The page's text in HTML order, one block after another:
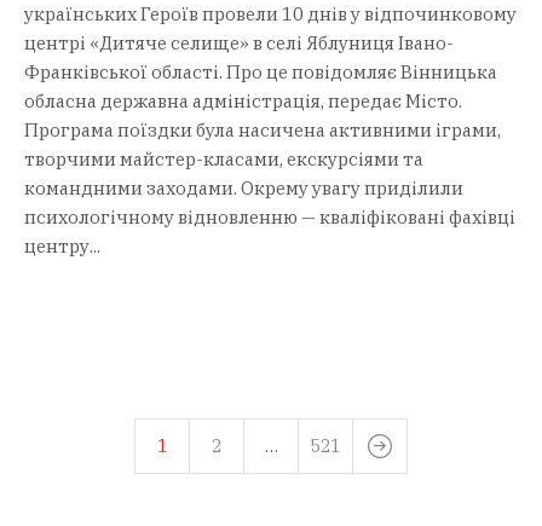
українських Героїв провели 10 днів у відпочинковому
центрі «Дитяче селище» в селі Яблуниця Івано-
Франківської області. Про це повідомляє Вінницька
обласна державна адміністрація, передає Місто.
Програма поїздки була насичена активними іграми,
творчими майстер-класами, екскурсіями та
командними заходами. Окрему увагу приділили
психологічному відновленню — кваліфіковані фахівці
центру...
1 2 … 521